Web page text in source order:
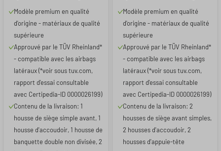
d'accoudoir, 1 couverture
de banc double
Modèle premium en qualité
d'origine - matériaux de qualité
supérieure
Approuvé par le TÜV Rheinland*
- compatible avec les airbags
latéraux (*voir sous tuv.com,
rapport d'essai consultable
avec Certipedia-ID 0000026199)
Contenu de la livraison: 1
housse de siège simple avant, 1
housse d'accoudoir, 1 housse de
banquette double non divisée, 2
d'accoudoirs
Modèle premium en qualité
d'origine - matériaux de qualité
supérieure
Approuvé par le TÜV Rheinland*
- compatible avec les airbags
latéraux (*voir sous tuv.com,
rapport d'essai consultable
avec Certipedia-ID 0000026199)
Contenu de la livraison: 2
housses de siège avant simples,
2 housses d'accoudoir, 2
housses d'appuie-tête